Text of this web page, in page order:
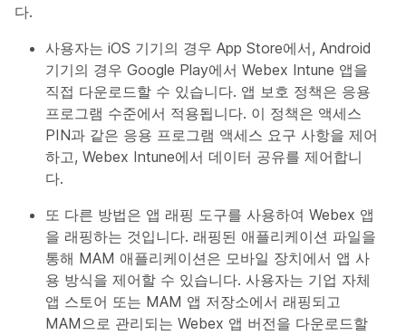
다.
사용자는 iOS 기기의 경우 App Store에서, Android
기기의 경우 Google Play에서 Webex Intune 앱을
직접 다운로드할 수 있습니다. 앱 보호 정책은 응용
프로그램 수준에서 적용됩니다. 이 정책은 액세스
PIN과 같은 응용 프로그램 액세스 요구 사항을 제어
하고, Webex Intune에서 데이터 공유를 제어합니
다.
또 다른 방법은 앱 래핑 도구를 사용하여 Webex 앱
을 래핑하는 것입니다. 래핑된 애플리케이션 파일을
통해 MAM 애플리케이션은 모바일 장치에서 앱 사
용 방식을 제어할 수 있습니다. 사용자는 기업 자체
앱 스토어 또는 MAM 앱 저장소에서 래핑되고
MAM으로 관리되는 Webex 앱 버전을 다운로드할